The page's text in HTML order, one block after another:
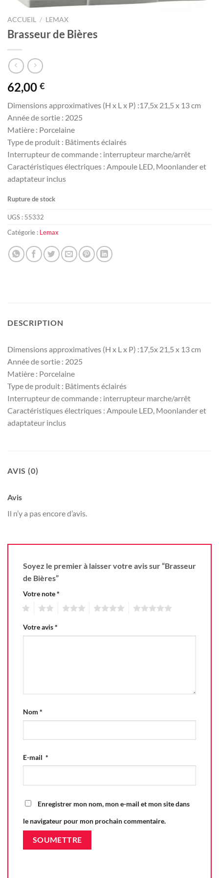
ACCUEIL / LEMAX
Brasseur de Bières
62,00 €
Dimensions approximatives (H x L x P) :17,5x 21,5 x 13 cm
Année de sortie : 2025
Matière : Porcelaine
Type de produit : Bâtiments éclairés
Interrupteur de commande : interrupteur marche/arrêt
Caractéristiques électriques : Ampoule LED, Moonlander et
adaptateur inclus
Rupture de stock
UGS : 55332
Catégorie : Lemax
DESCRIPTION
Dimensions approximatives (H x L x P) :17,5x 21,5 x 13 cm
Année de sortie : 2025
Matière : Porcelaine
Type de produit : Bâtiments éclairés
Interrupteur de commande : interrupteur marche/arrêt
Caractéristiques électriques : Ampoule LED, Moonlander et
adaptateur inclus
AVIS (0)
Avis
Il n’y a pas encore d’avis.
Soyez le premier à laisser votre avis sur “Brasseur
de Bières”
Votre note*
Votre avis*
Nom *
E-mail *
Enregistrer mon nom, mon e-mail et mon site dans
le navigateur pour mon prochain commentaire.